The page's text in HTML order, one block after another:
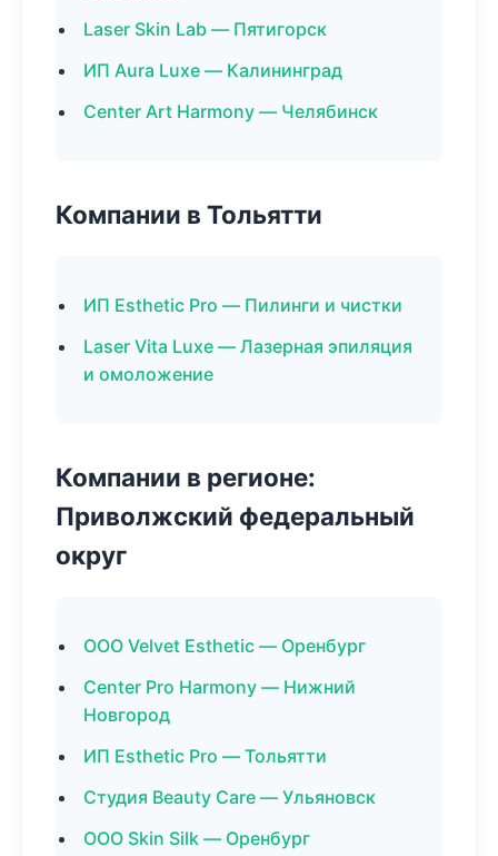
Laser Skin Lab — Пятигорск
ИП Aura Luxe — Калининград
Center Art Harmony — Челябинск
Компании в Тольятти
ИП Esthetic Pro — Пилинги и чистки
Laser Vita Luxe — Лазерная эпиляция
и омоложение
Компании в регионе:
Приволжский федеральный
округ
ООО Velvet Esthetic — Оренбург
Center Pro Harmony — Нижний
Новгород
ИП Esthetic Pro — Тольятти
Студия Beauty Care — Ульяновск
ООО Skin Silk — Оренбург